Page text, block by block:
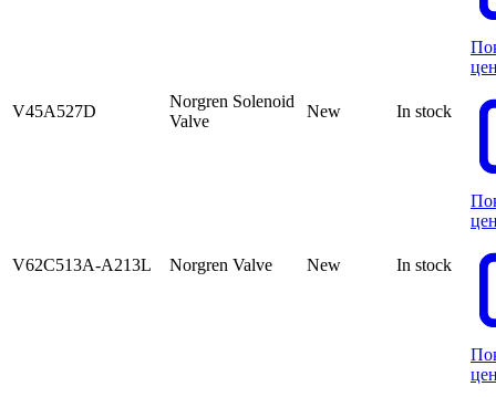
V45A527D
Norgren Solenoid
Valve
New In stock
V62C513A-A213L Norgren Valve New In stock